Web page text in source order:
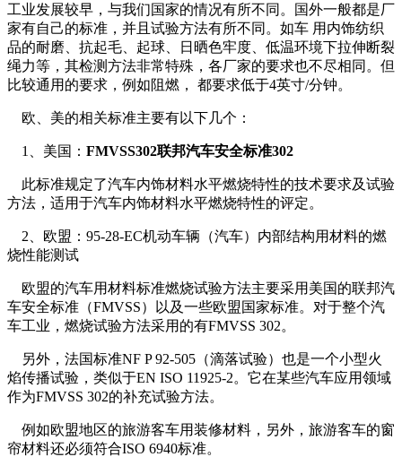
工业发展较早，与我们国家的情况有所不同。国外一般都是厂
家有自己的标准，并且试验方法有所不同。如车 用内饰纺织
品的耐磨、抗起毛、起球、日晒色牢度、低温环境下拉伸断裂
绳力等，其检测方法非常特殊，各厂家的要求也不尽相同。但
比较通用的要求，例如阻燃， 都要求低于4英寸/分钟。
欧、美的相关标准主要有以下几个：
1、美国： FMVSS302联邦汽车安全标准302
此标准规定了汽车内饰材料水平燃烧特性的技术要求及试验
方法，适用于汽车内饰材料水平燃烧特性的评定。
2、欧盟：95-28-EC机动车辆（汽车）内部结构用材料的燃
烧性能测试
欧盟的汽车用材料标准燃烧试验方法主要采用美国的联邦汽
车安全标准（FMVSS）以及一些欧盟国家标准。对于整个汽
车工业，燃烧试验方法采用的有FMVSS 302。
另外，法国标准NF P 92-505（滴落试验）也是一个小型火
焰传播试验，类似于EN ISO 11925-2。它在某些汽车应用领域
作为FMVSS 302的补充试验方法。
例如欧盟地区的旅游客车用装修材料，另外，旅游客车的窗
帘材料还必须符合ISO 6940标准。